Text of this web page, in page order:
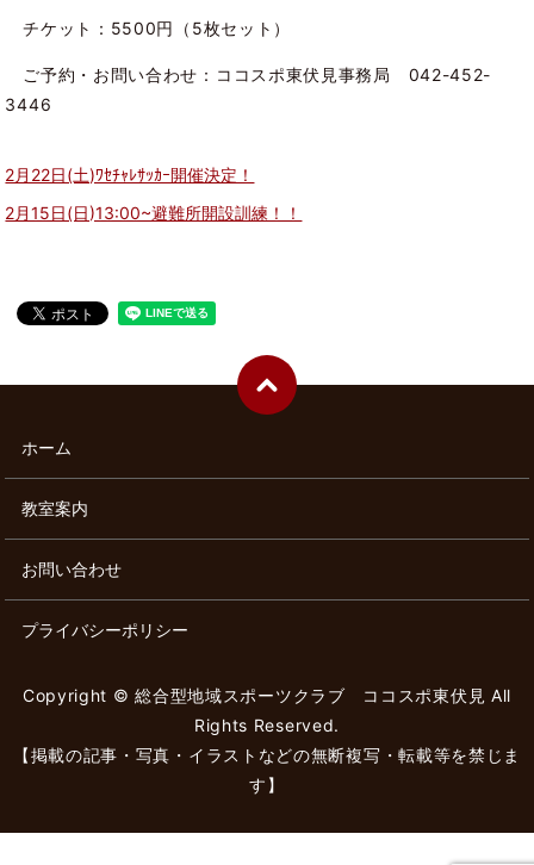
チケット：5500円（5枚セット）
ご予約・お問い合わせ：ココスポ東伏見事務局 042-452-
3446
2月22日(土)ﾜｾﾁｬﾚｻｯｶｰ開催決定！
2月15日(日)13:00~避難所開設訓練！！
ホーム
教室案内
お問い合わせ
プライバシーポリシー
Copyright © 総合型地域スポーツクラブ ココスポ東伏見 All
Rights Reserved.
【掲載の記事・写真・イラストなどの無断複写・転載等を禁じま
す】